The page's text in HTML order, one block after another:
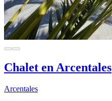
Chalet en Arcentales
Arcentales